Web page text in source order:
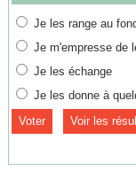
Je les range au
Je m'empresse de
Je les échange
Je les donne à
Voir les